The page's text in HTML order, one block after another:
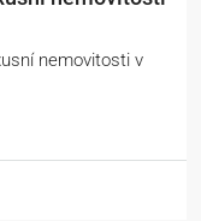
nemovitosti v